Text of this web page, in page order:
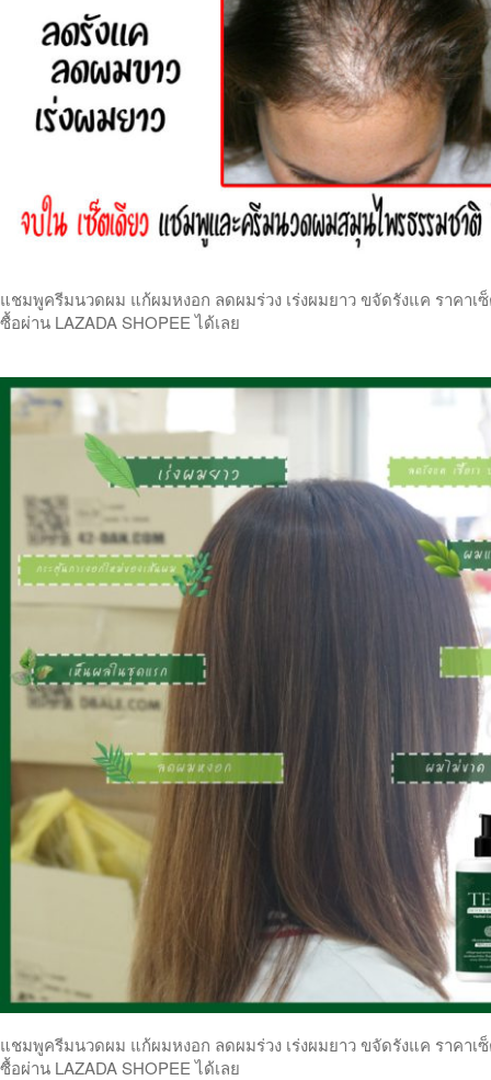
แชมพูครีมนวดผม แก้ผมหงอก ลดผมร่วง เร่งผมยาว ขจัดรังแค ราคาเ
ซื้อผ่าน LAZADA SHOPEE ได้เลย
แชมพูครีมนวดผม แก้ผมหงอก ลดผมร่วง เร่งผมยาว ขจัดรังแค ราคาเ
ซื้อผ่าน LAZADA SHOPEE ได้เลย